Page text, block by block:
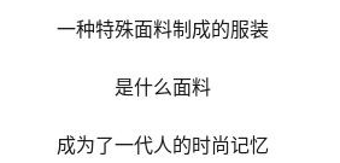
一种特殊面料制成的服装
是什么面料
成为了一代人的时尚记忆